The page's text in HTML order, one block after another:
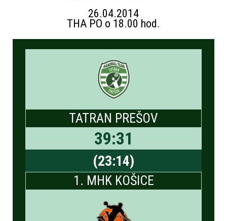
26.04.2014
THA PO o 18.00 hod.
TATRAN PREŠOV
39:31
(23:14)
1. MHK KOŠICE